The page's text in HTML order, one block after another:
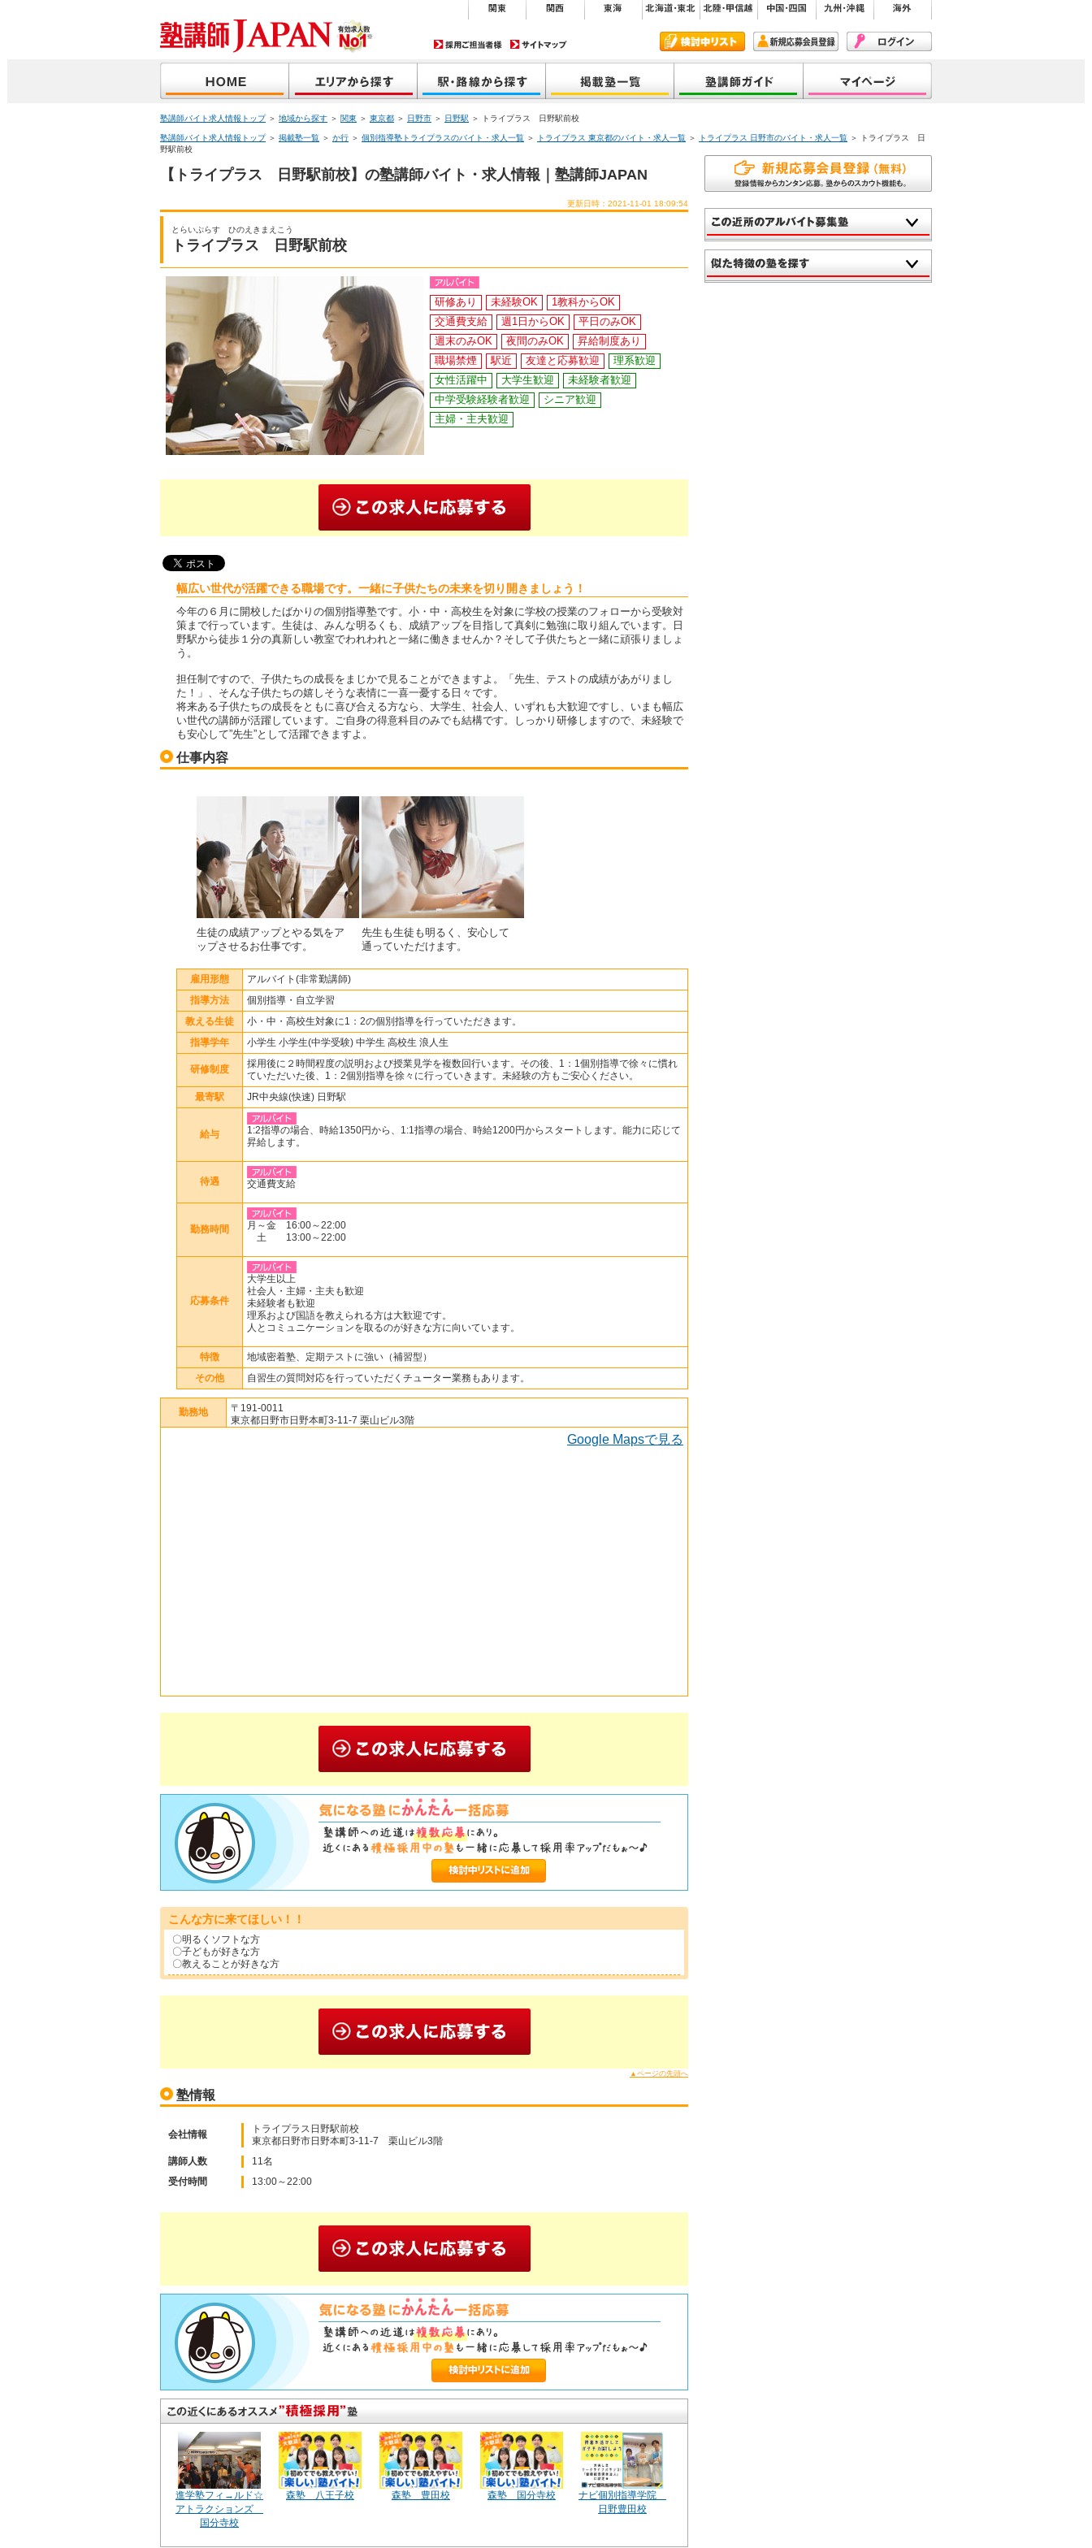
塾講師バイト求人情報トップ＞ 地域から探す ＞ 関東 ＞ 東京都 ＞ 日野市 ＞ 日野駅 ＞ トライプラス 日野駅前校
塾講師バイト求人情報トップ＞ 掲載塾一覧 ＞ か行 ＞ 個別指導塾トライプラスのバイト・求人一覧 ＞ トライプラス 東京都のバイト・求人一覧 ＞ トライプラス 日野市のバイト・求人一覧 ＞ トライプラス 日
野駅前校
【トライプラス 日野駅前校】の塾講師バイト・求人情報｜塾講師JAPAN
更新日時：2021-11-01 18:09:54
とらいぷらす ひのえきまえこう
トライプラス 日野駅前校
研修あり 未経験OK
1教科からOK
交通費支給
週1日からOK
平日のみOK
週末のみOK
夜間のみOK
昇給制度あり
職場禁煙
駅近 友達と応募歓迎
理系歓迎
女性活躍中
大学生歓迎
未経験者歓迎
中学受験経験者歓迎
シニア歓迎
主婦・主夫歓迎
幅広い世代が活躍できる職場です。一緒に子供たちの未来を切り開きましょう！
今年の６月に開校したばかりの個別指導塾です。小・中・高校生を対象に学校の授業のフォローから受験対
策まで行っています。生徒は、みんな明るくも、成績アップを目指して真剣に勉強に取り組んでいます。日
野駅から徒歩１分の真新しい教室でわれわれと一緒に働きませんか？そして子供たちと一緒に頑張りましょ
う。
担任制ですので、子供たちの成長をまじかで見ることができますよ。「先生、テストの成績があがりまし
た！」、そんな子供たちの嬉しそうな表情に一喜一憂する日々です。
将来ある子供たちの成長をともに喜び合える方なら、大学生、社会人、いずれも大歓迎ですし、いまも幅広
い世代の講師が活躍しています。ご自身の得意科目のみでも結構です。しっかり研修しますので、未経験で
も安心して”先生”として活躍できますよ。
仕事内容
生徒の成績アップとやる気をア
ップさせるお仕事です。
先生も生徒も明るく、安心して
通っていただけます。
雇用形態 アルバイト(非常勤講師)
指導方法 個別指導・自立学習
教える生徒 小・中・高校生対象に1：2の個別指導を行っていただきます。
指導学年 小学生 小学生(中学受験) 中学生 高校生 浪人生
研修制度
採用後に２時間程度の説明および授業見学を複数回行います。その後、1：1個別指導で徐々に慣れ
ていただいた後、1：2個別指導を徐々に行っていきます。未経験の方もご安心ください。
最寄駅 JR中央線(快速) 日野駅
給与
1:2指導の場合、時給1350円から、1:1指導の場合、時給1200円からスタートします。能力に応じて
昇給します。
待遇 交通費支給
勤務時間
月～金 16:00～22:00
土 13:00～22:00
応募条件
大学生以上
社会人・主婦・主夫も歓迎
未経験者も歓迎
理系および国語を教えられる方は大歓迎です。
人とコミュニケーションを取るのが好きな方に向いています。
特徴 地域密着塾、定期テストに強い（補習型）
その他 自習生の質問対応を行っていただくチューター業務もあります。
勤務地
〒191-0011
東京都日野市日野本町3-11-7 栗山ビル3階
Google Mapsで見る
こんな方に来てほしい！！
〇明るくソフトな方
〇子どもが好きな方
〇教えることが好きな方
▲ページの先頭へ
塾情報
会社情報
トライプラス日野駅前校
東京都日野市日野本町3-11-7 栗山ビル3階
講師人数 11名
受付時間 13:00～22:00
進学塾フィ→ルド☆
アトラクションズ
国分寺校
森塾 八王子校 森塾 豊田校 森塾 国分寺校
ナビ個別指導学院
日野豊田校